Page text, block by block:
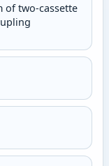
of two-cassette